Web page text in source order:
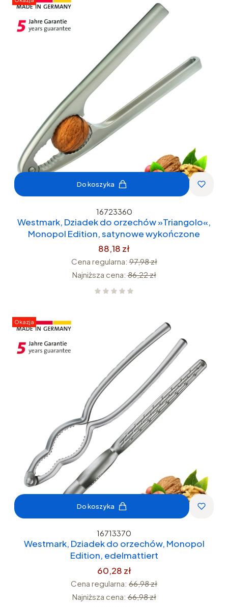
Do koszyka
16723360
Westmark, Dziadek do orzechów »Triangolo«,
Monopol Edition, satynowe wykończone
88,18 zł
Cena regularna: 97,98 zł
Najniższa cena: 86,22 zł
Okazja
Do koszyka
16713370
Westmark, Dziadek do orzechów, Monopol
Edition, edelmattiert
60,28 zł
Cena regularna: 66,98 zł
Najniższa cena: 66,98 zł